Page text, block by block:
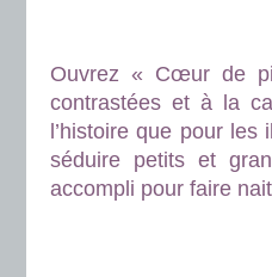
Ouvrez « Cœur de
contrastées et à la
l’histoire que pour
séduire petits et
accompli pour faire